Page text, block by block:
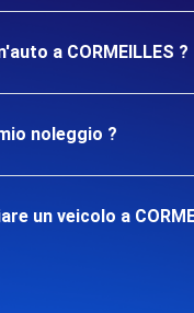
a CORMEILLES ?
noleggio ?
un veicolo a